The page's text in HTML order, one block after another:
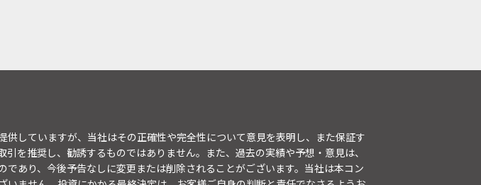
していますが、当社はその正確性や完全性について意見を表明し、また保証す
を推奨し、勧誘するものではありません。また、過去の実績や予想・意見は、
あり、今後予告なしに変更または削除されることがございます。当社は本コン